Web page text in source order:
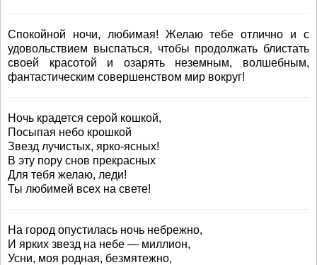
Спокойной ночи, любимая! Желаю тебе отлично и с
удовольствием выспаться, чтобы продолжать блистать
своей красотой и озарять неземным, волшебным,
фантастическим совершенством мир вокруг!
Ночь крадется серой кошкой,
Посыпая небо крошкой
Звезд лучистых, ярко-ясных!
В эту пору снов прекрасных
Для тебя желаю, леди!
Ты любимей всех на свете!
На город опустилась ночь небрежно,
И ярких звезд на небе — миллион,
Усни, моя родная, безмятежно,